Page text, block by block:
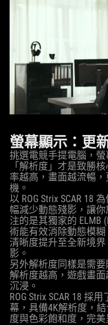
螢幕顯示：更
挑選電競手提電腦，
「解析度」才是致勝
率越高，畫面越流暢
機。
以 ROG Strix SCAR 18
幅減少動態殘影，讓
注的是其獨家的 ELMB
術能有效消除動態模
清晰度提升至全新境
影。
另外解析度同樣是需
解析度越高，遊戲畫
沉浸。
ROG Strix SCAR 18 採
幕，具備4K解析度，
度與色彩飽和度，完美